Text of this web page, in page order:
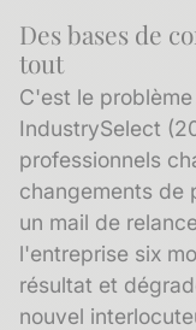
Des bases de
tout
C'est le
IndustrySelect
professionnels
changements de
un mail de
l'entreprise six
résultat et
nouvel